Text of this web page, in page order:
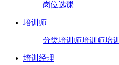
岗位选课
培训师
分类培训师培训师培训
培训经理